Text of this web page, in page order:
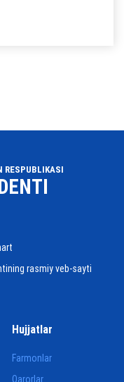
RESPUBLIKASI
rasmiy veb-sayti
Hujjatlar
Farmonlar
Qarorlar